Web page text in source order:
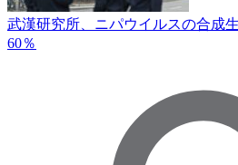
武漢研究所、ニパウイルスの合成
60％